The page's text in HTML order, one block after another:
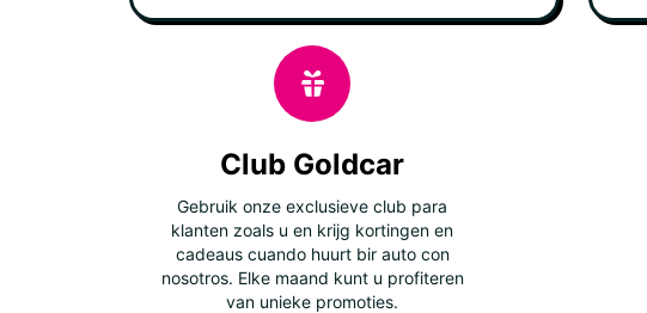
Club Goldcar
Gebruik onze exclusieve club para
klanten zoals u en krijg kortingen en
cadeaus cuando huurt bir auto con
nosotros. Elke maand kunt u profiteren
van unieke promoties.